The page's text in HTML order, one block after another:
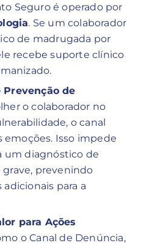
Seguro é operado por
. Se um colaborador
de madrugada por
recebe suporte clínico
Prevenção de
o colaborador no
o canal
emoções. Isso impede
um diagnóstico de
grave, prevenindo
para a
para Ações
o Canal de Denúncia,